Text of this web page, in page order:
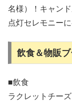
名様）！キャン
点灯セレモニー
飲食＆物販
■飲食
ラクレットチー